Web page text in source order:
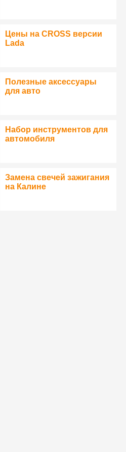
Цены на CROSS версии
Lada
Полезные аксессуары
для авто
Набор инструментов для
автомобиля
Замена свечей зажигания
на Калине